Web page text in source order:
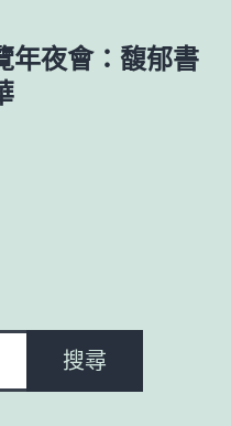
年夜會：馥郁書
搜尋